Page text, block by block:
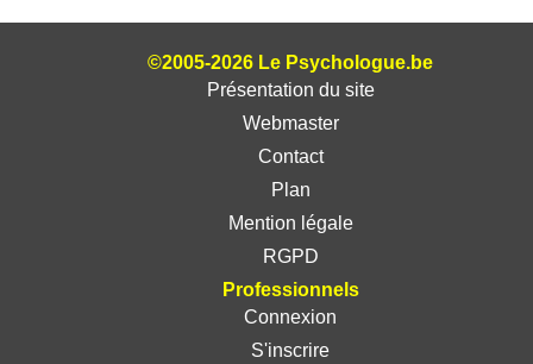
©2005-2026 Le Psychologue.be
Présentation du site
Webmaster
Contact
Plan
Mention légale
RGPD
Professionnels
Connexion
S'inscrire